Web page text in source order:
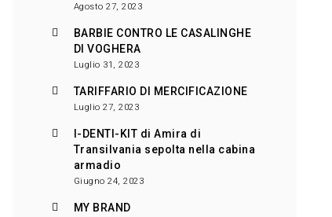
Agosto 27, 2023
BARBIE CONTRO LE CASALINGHE
DI VOGHERA
Luglio 31, 2023
TARIFFARIO DI MERCIFICAZIONE
Luglio 27, 2023
I-DENTI-KIT di Amira di
Transilvania sepolta nella cabina
armadio
Giugno 24, 2023
MY BRAND